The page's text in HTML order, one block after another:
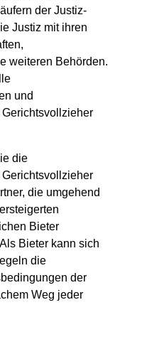
der Justiz-
Justiz mit ihren
weiteren Behörden.
und
die
die umgehend
Bieter
Bieter kann sich
die
der
Weg jeder